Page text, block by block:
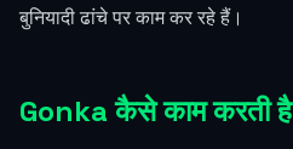
बुनियादी ढांचे पर काम कर रहे हैं।
Gonka कैसे काम करती है